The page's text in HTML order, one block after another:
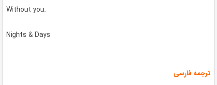
Without you.
Nights & Days
ترجمه فارسی